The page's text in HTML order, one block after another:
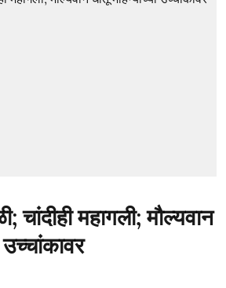
चांदीही महागली; मौल्यवान
उच्चांकावर